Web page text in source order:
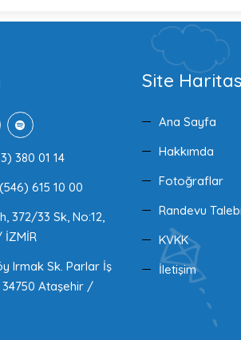
380 01 14
615 10 00
372/33 Sk, No:12,
Irmak Sk. Parlar İş
34750 Ataşehir /
Site
Ana Sayfa
Hakkımda
Fotoğraflar
Randevu Talebi
KVKK
İletişim